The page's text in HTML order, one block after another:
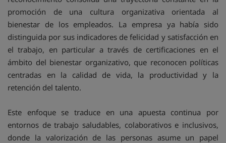
promoción de una cultura organizativa orientada al
bienestar de los empleados. La empresa ya había sido
distinguida por sus indicadores de felicidad y satisfacción en
el trabajo, en particular a través de certificaciones en el
ámbito del bienestar organizativo, que reconocen políticas
centradas en la calidad de vida, la productividad y la
retención del talento.
Este enfoque se traduce en una apuesta continua por
entornos de trabajo saludables, colaborativos e inclusivos,
donde la valorización de las personas asume un papel